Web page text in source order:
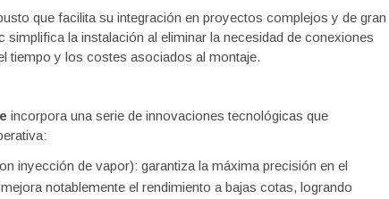
que facilita su integración en proyectos complejos y de gran
la instalación al eliminar la necesidad de conexiones
tiempo y los costes asociados al montaje.
incorpora una serie de innovaciones tecnológicas que
inyección de vapor): garantiza la máxima precisión en el
notablemente el rendimiento a bajas cotas, logrando